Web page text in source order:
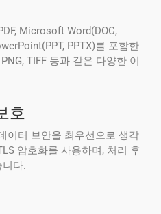
Microsoft Word(DOC,
PPTX)를 포함한
TIFF 등과 같은 다양한 이
호
이터 보안을 최우선으로 생각
암호화를 사용하며, 처리 후
다.